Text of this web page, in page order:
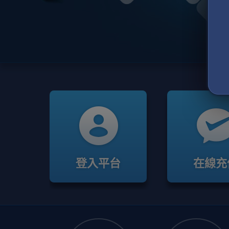
登入平台 在線